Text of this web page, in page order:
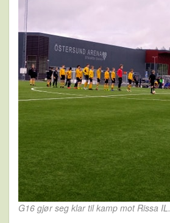
G16 gjør seg klar til kamp mot Rissa IL.